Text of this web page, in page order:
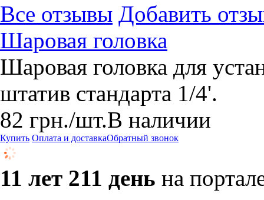
Все отзывы Добавить
Шаровая головка
Шаровая головка для
штатив стандарта 1/4'.
82 грн./шт.В наличии
Купить Оплата и доставкаОбратный звонок
11 лет 211 день на